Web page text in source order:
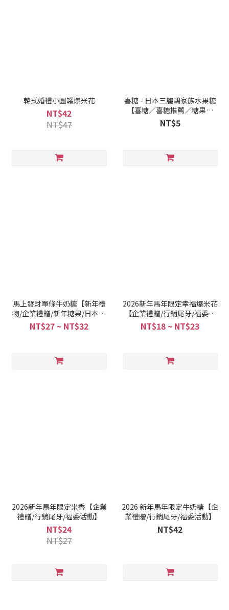
韓式婚禮小圓罐爆米花
NT$42
NT$47
喜糖 - 日本三麗鷗家族水果糖
【喜糖／喜糖推薦／糖果批
發】
NT$5
馬上發財單條牛奶糖【新年禮
物/企業禮贈/新年糖果/日本森
永牛奶糖】
NT$27 ~ NT$32
2026新年馬年限定幸福爆米花
【企業禮贈/行銷尾牙/福委活
動】
NT$18 ~ NT$23
2026新年馬年限定米香【企業
禮贈/行銷尾牙/福委活動】
NT$24
NT$27
2026 新年馬年限定牛奶糖【企
業禮贈/行銷尾牙/福委活動】
NT$42